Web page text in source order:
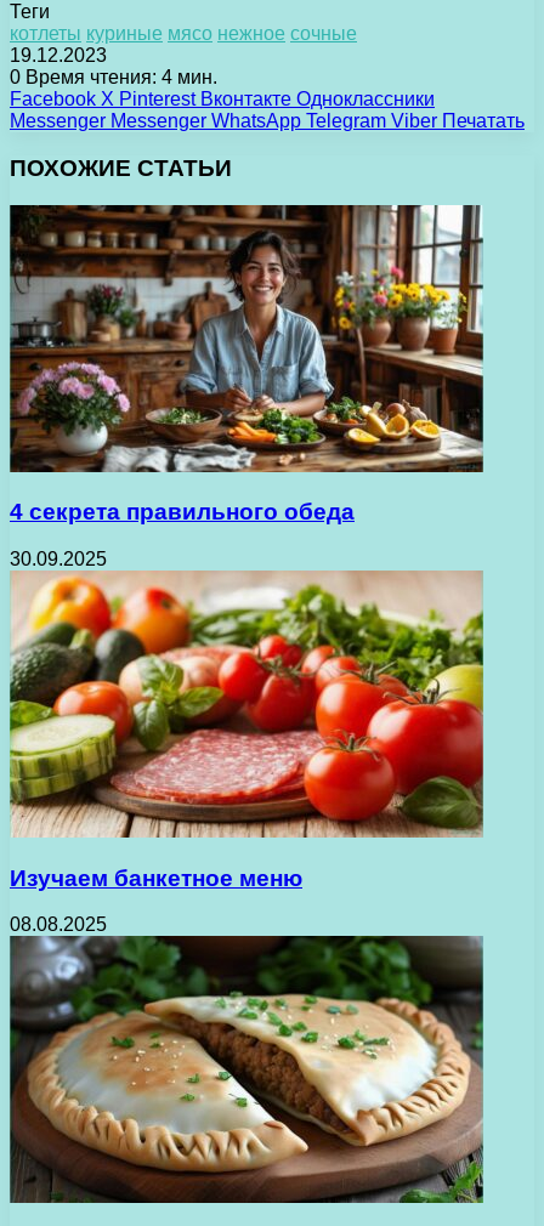
Теги
котлеты куриные мясо нежное сочные
19.12.2023
0 Время чтения: 4 мин.
Facebook X Pinterest Вконтакте Одноклассники
Messenger Messenger WhatsApp Telegram Viber Печатать
ПОХОЖИЕ СТАТЬИ
4 секрета правильного обеда
30.09.2025
Изучаем банкетное меню
08.08.2025